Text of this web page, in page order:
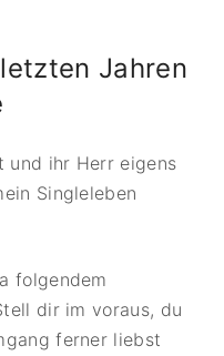
Jahren
und ihr Herr eigens
Singleleben
folgendem
dir im voraus, du
ferner liebst